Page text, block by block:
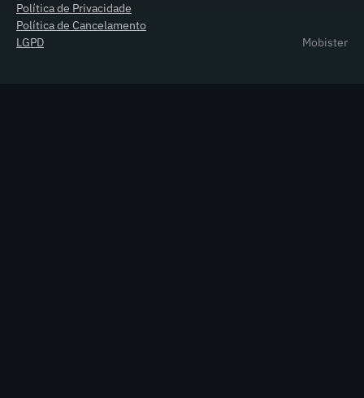
Política de Privacidade
Política de Cancelamento
LGPD
Mobister